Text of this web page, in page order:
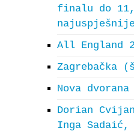
finalu do
najuspješnije
All England
Zagrebačka
Nova
Dorian
Inga